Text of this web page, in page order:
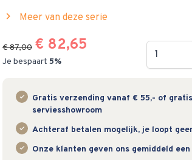
chevron_right Meer van deze serie
€ 87,00 € 82,65
Je bespaart 5%
Gratis verzending vanaf € 55,- of
serviesshowroom
Achteraf betalen mogelijk, je loopt
Onze klanten geven ons gemiddeld een